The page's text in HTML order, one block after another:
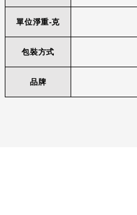
單位淨重-克
包裝方式
品牌